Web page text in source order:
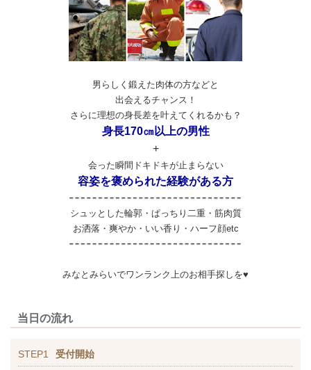
男らしく鍛えた肉体の方などと
出会えるチャンス！
さらに理想の身長差を叶えてくれるかも？
身長170㎝以上の男性
+
会った瞬間ドキドキが止まらない
容姿を褒められた経験がある方
シュッとした輪郭・ぱっちり二重・筋肉質
お洒落・爽やか・いい香り・ハーフ顔etc
みなとみらいでワンランク上のお相手探しを♥
当日の流れ
STEP1 受付開始